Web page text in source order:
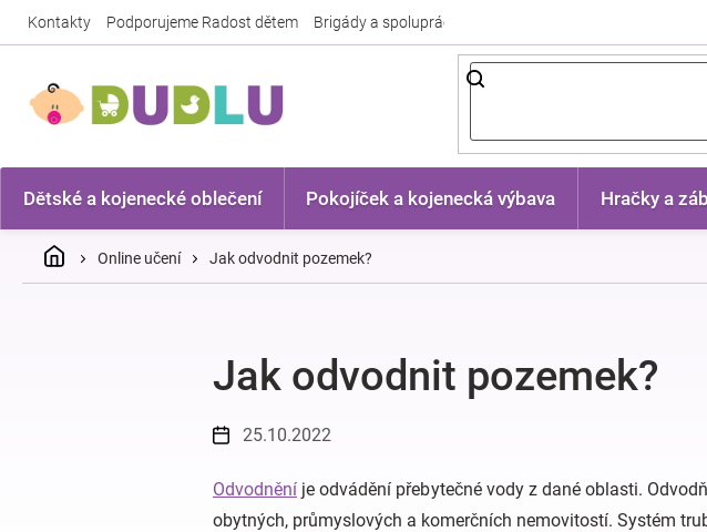
Kontakty Podporujeme Radost dětem Brigády a spolupráce
Dětské a kojenecké oblečení Pokojíček a kojenecká výbava Hračky a
DomůOnline učení Jak odvodnit pozemek?
Jak odvodnit pozemek?
25.10.2022
Odvodnění je odvádění přebytečné vody z dané oblasti.
obytných, průmyslových a komerčních nemovitostí. Systém